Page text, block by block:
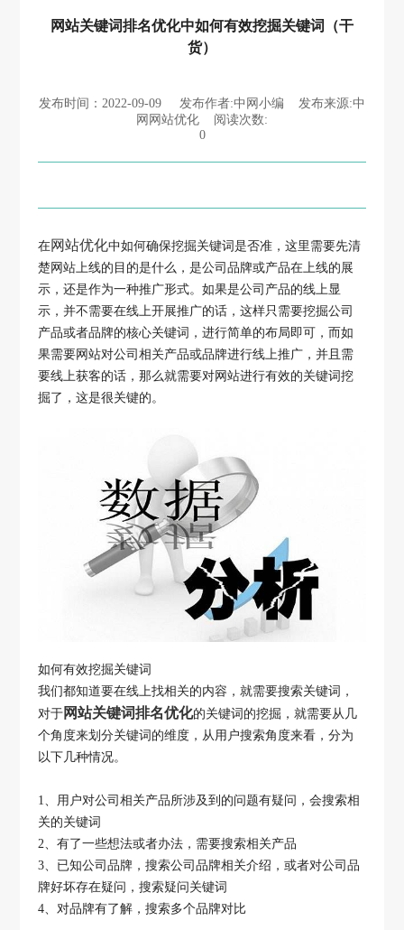
网站关键词排名优化中如何有效挖掘关键词（干
货）
发布时间：2022-09-09 发布作者:中网小编 发布来源:中
网网站优化 阅读次数:
0
在网站优化中如何确保挖掘关键词是否准，这里需要先清
楚网站上线的目的是什么，是公司品牌或产品在上线的展
示，还是作为一种推广形式。如果是公司产品的线上显
示，并不需要在线上开展推广的话，这样只需要挖掘公司
产品或者品牌的核心关键词，进行简单的布局即可，而如
果需要网站对公司相关产品或品牌进行线上推广，并且需
要线上获客的话，那么就需要对网站进行有效的关键词挖
掘了，这是很关键的。
如何有效挖掘关键词
我们都知道要在线上找相关的内容，就需要搜索关键词，
对于 网站关键词排名优化的关键词的挖掘，就需要从几
个角度来划分关键词的维度，从用户搜索角度来看，分为
以下几种情况。
1、用户对公司相关产品所涉及到的问题有疑问，会搜索相
关的关键词
2、有了一些想法或者办法，需要搜索相关产品
3、已知公司品牌，搜索公司品牌相关介绍，或者对公司品
牌好坏存在疑问，搜索疑问关键词
4、对品牌有了解，搜索多个品牌对比